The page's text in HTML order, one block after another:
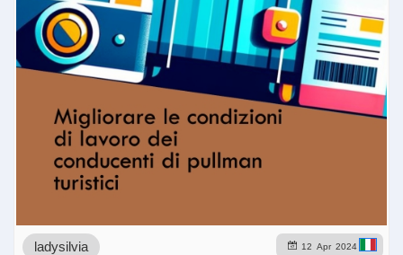
12 Apr 2024
ladysilvia